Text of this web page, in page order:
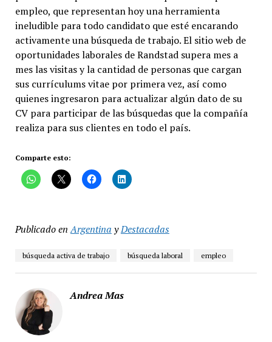
empleo, que representan hoy una herramienta
ineludible para todo candidato que esté encarando
activamente una búsqueda de trabajo. El sitio web de
oportunidades laborales de Randstad supera mes a
mes las visitas y la cantidad de personas que cargan
sus currículums vitae por primera vez, así como
quienes ingresaron para actualizar algún dato de su
CV para participar de las búsquedas que la compañía
realiza para sus clientes en todo el país.
Comparte esto:
Publicado en Argentina yDestacadas
búsqueda activa de trabajo búsqueda laboral empleo
Andrea Mas